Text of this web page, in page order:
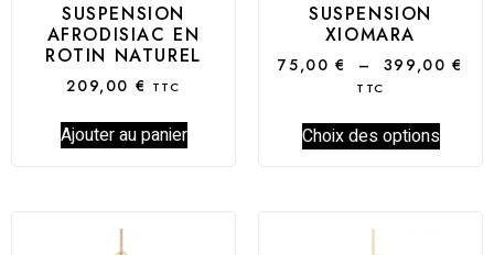
SUSPENSION
AFRODISIAC EN
ROTIN NATUREL
209,00 € TTC
Ajouter au panier
SUSPENSION
XIOMARA
75,00€ – 399,00 €
TTC
Choix des options